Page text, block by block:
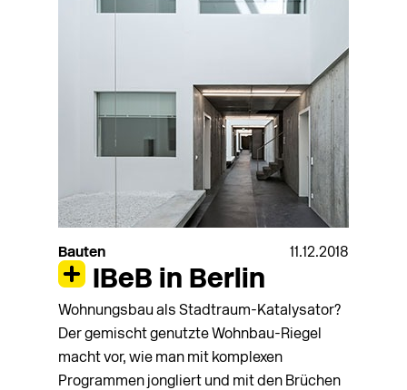
Bauten 11.12.2018
IBeB in Berlin
Wohnungsbau als Stadtraum-Katalysator?
Der gemischt genutzte Wohnbau-Riegel
macht vor, wie man mit komplexen
Programmen jongliert und mit den Brüchen